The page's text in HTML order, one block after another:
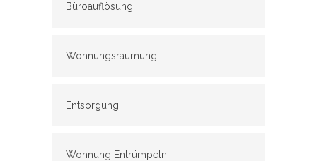
Büroauflösung
Wohnungsräumung
Entsorgung
Wohnung Entrümpeln